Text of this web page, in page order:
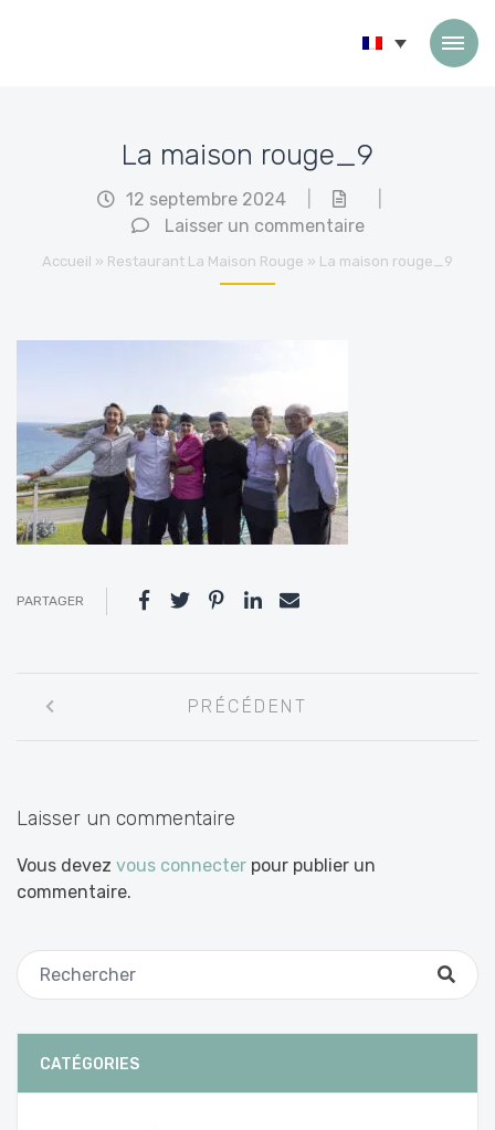
La maison rouge_9
12 septembre 2024
Laisser un commentaire
Accueil » Restaurant La Maison Rouge » La maison rouge_9
PARTAGER
entre
PRÉCÉDENT
Laisser un commentaire
Vous devez vous connecter pour publier un
commentaire.
CATÉGORIES